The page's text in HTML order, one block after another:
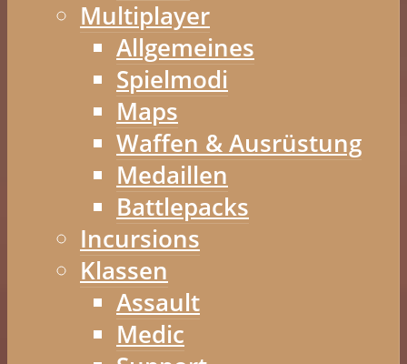
Multiplayer
Allgemeines
Spielmodi
Maps
Waffen & Ausrüstung
Medaillen
Battlepacks
Incursions
Klassen
Assault
Medic